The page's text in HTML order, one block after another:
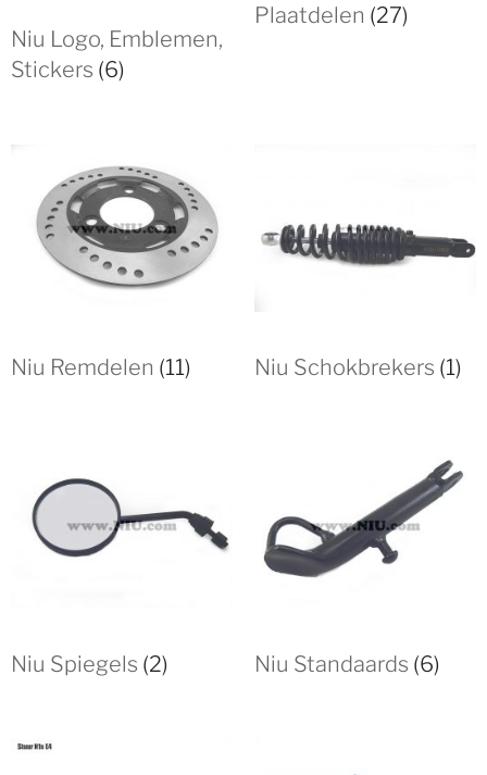
Niu Logo, Emblemen,
Stickers (6)
Plaatdelen (27)
Niu Remdelen (11) Niu Schokbrekers (1)
Niu Spiegels (2) Niu Standaards (6)